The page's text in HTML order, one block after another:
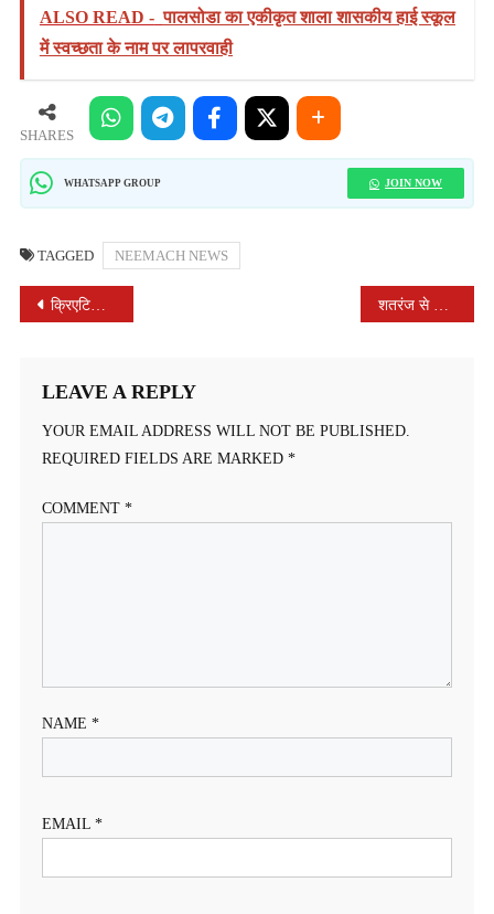
ALSO READ - पालसोडा का एकीकृत शाला शासकीय हाई स्कूल
में स्वच्छता के नाम पर लापरवाही
SHARES
WHATSAPP GROUP JOIN NOW
TAGGED NEEMACH NEWS
POST
क्रिएटिविटी वर्कशॉप में 120 बच्चों ने लिया हिस्सा
LEAVE A REPLY
YOUR EMAIL ADDRESS WILL NOT BE PUBLISHED.
REQUIRED FIELDS ARE MARKED *
COMMENT *
NAME *
EMAIL *